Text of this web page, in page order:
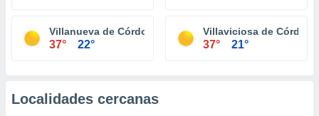
Villanueva de Córdoba
37° 22°
Villaviciosa de Córdoba
37° 21°
Localidades cercanas